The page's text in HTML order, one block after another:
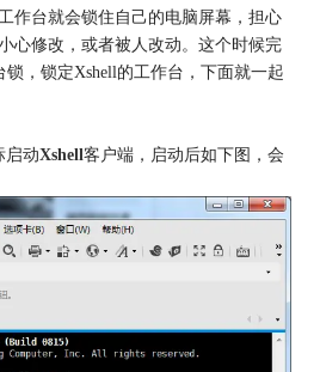
作台就会锁住自己的电脑屏幕，担心
心修改，或者被人改动。这个时候完
，锁定Xshell的工作台，下面就一起
启动Xshell客户端，启动后如下图，会